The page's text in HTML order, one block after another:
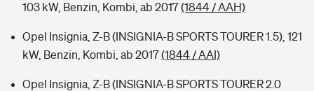
103 kW, Benzin, Kombi, ab 2017(1844 / AAH)
Opel Insignia, Z-B (INSIGNIA-B SPORTS TOURER 1.5), 121
kW, Benzin, Kombi, ab 2017(1844 / AAI)
Opel Insignia, Z-B (INSIGNIA-B SPORTS TOURER 2.0